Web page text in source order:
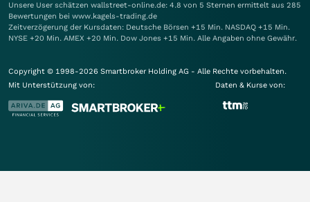
Unsere User schätzen wallstreet-online.de: 4.8 von 5 Sternen ermittelt aus 285
Bewertungen bei www.kagels-trading.de
Zeitverzögerung der Kursdaten: Deutsche Börsen +15 Min. NASDAQ +15 Min.
NYSE +20 Min. AMEX +20 Min. Dow Jones +15 Min. Alle Angaben ohne Gewähr.
Copyright © 1998-2026 Smartbroker Holding AG - Alle Rechte vorbehalten.
Mit Unterstützung von:
Daten & Kurse von: